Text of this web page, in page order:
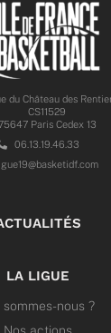
du Château des
CS11529
Paris Cedex 13
06.13.19.46.33
LA LIGUE
sommes-nous ?
Nos actions